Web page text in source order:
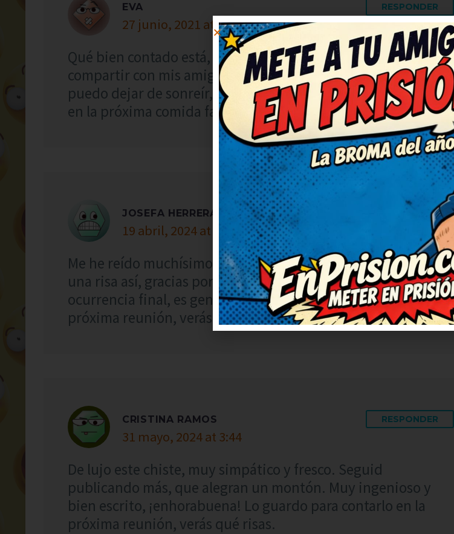
EVA
27 junio, 2021 at 3:41
RESPONDER
Qué bien contado está, me ha animado el día. Lo voy a
compartir con mis amigos para que se rían también. No
puedo dejar de sonreír, qué bueno. Lo apuntaré para contarlo
en la próxima comida familiar.
JOSEFA HERRERA
19 abril, 2024 at 1:06
RESPONDER
Me he reído muchísimo con este chiste, de verdad. Necesitaba
una risa así, gracias por publicarlo. Me quedo con la
ocurrencia final, es genial. Lo guardo para contarlo en la
próxima reunión, verás qué risas.
CRISTINA RAMOS
31 mayo, 2024 at 3:44
RESPONDER
De lujo este chiste, muy simpático y fresco. Seguid
publicando más, que alegran un montón. Muy ingenioso y
bien escrito, ¡enhorabuena! Lo guardo para contarlo en la
próxima reunión, verás qué risas.